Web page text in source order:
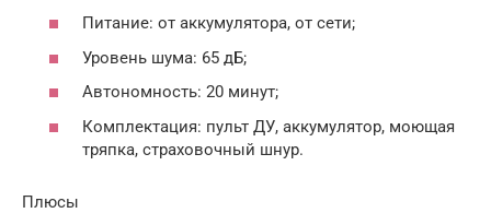
Питание: от аккумулятора, от сети;
Уровень шума: 65 дБ;
Автономность: 20 минут;
Комплектация: пульт ДУ, аккумулятор, моющая
тряпка, страховочный шнур.
Плюсы